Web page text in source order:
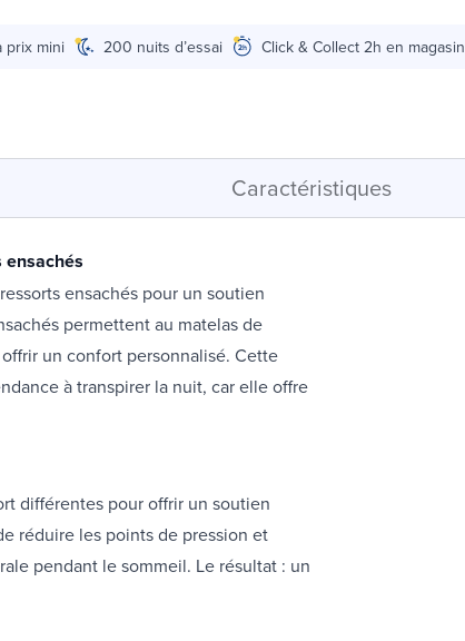
prix mini 200 nuits d’essai Click & Collect 2h en magasin
Caractéristiques
ensachés pour un soutien
permettent au matelas de
un confort personnalisé. Cette
à transpirer la nuit, car elle offre
différentes pour offrir un soutien
réduire les points de pression et
pendant le sommeil. Le résultat : un